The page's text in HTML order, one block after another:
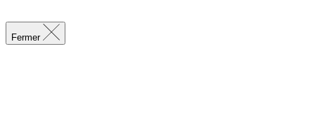
Fermer